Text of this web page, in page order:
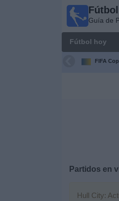
Guía de
Fútbol hoy
FIFA
Partidos en
Hull City: